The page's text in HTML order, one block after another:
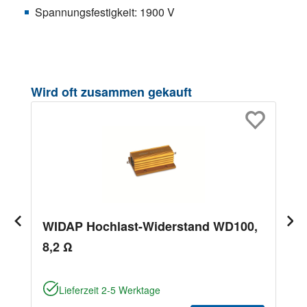
Spannungsfestigkeit: 1900 V
Produktgalerie überspringen
Wird oft zusammen gekauft
WIDAP Hochlast-Widerstand WD100,
8,2 Ω
Lieferzeit 2-5 Werktage